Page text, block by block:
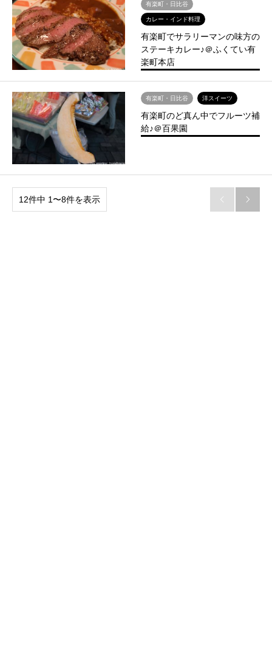
有楽町・日比谷
カレー・インド料理
有楽町でサラリーマンの味方の
ステーキカレー♪＠ふくてい有
楽町本店
有楽町・日比谷 洋スイーツ
有楽町のど真ん中でフルーツ補
給♪＠百果園
12件中 1〜8件を表示  